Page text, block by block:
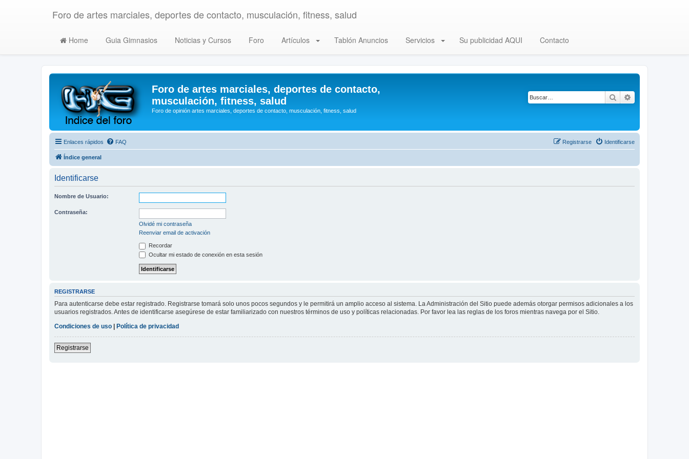
Foro de artes marciales, deportes de contacto, musculación, fitness, salud
Home Guia Gimnasios Noticias y Cursos Foro Artículos Tablón Anuncios Servicios Su publicidad AQUI Contacto
Foro de artes marciales, deportes de contacto,
musculación, fitness, salud
Foro de opinión artes marciales, deportes de contacto, musculación, fitness, salud
Buscar
Enlaces rápidos FAQ Identificarse
Registrarse
Índice general
Identificarse
Nombre de Usuario:
Contraseña:
Olvidé mi contraseña
Reenviar email de activación
Recordar
Ocultar mi estado de conexión en esta sesión
REGISTRARSE
Para autenticarse debe estar registrado. Registrarse tomará solo unos pocos segundos y le permitirá un amplio acceso al sistema. La Administración del Sitio puede además otorgar permisos adicionales a los
usuarios registrados. Antes de identificarse asegúrese de estar familiarizado con nuestros términos de uso y políticas relacionadas. Por favor lea las reglas de los foros mientras navega por el Sitio.
Condiciones de uso | Política de privacidad
Registrarse